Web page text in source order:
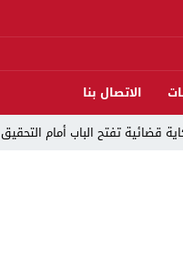
الاتصال بنا
قضائية تفتح الباب أمام التحقيق
وطني بالناظور